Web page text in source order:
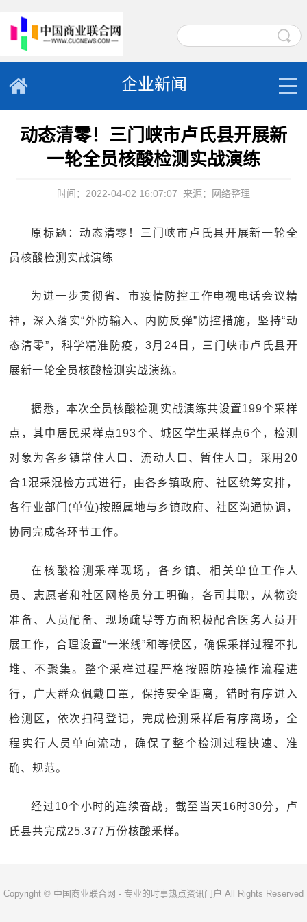
企业新闻
动态清零！三门峡市卢氏县开展新
一轮全员核酸检测实战演练
时间：2022-04-02 16:07:07 来源：网络整理
原标题：动态清零！三门峡市卢氏县开展新一轮全
员核酸检测实战演练
为进一步贯彻省、市疫情防控工作电视电话会议精
神，深入落实“外防输入、内防反弹”防控措施，坚持“动
态清零”，科学精准防疫，3月24日，三门峡市卢氏县开
展新一轮全员核酸检测实战演练。
据悉，本次全员核酸检测实战演练共设置199个采样
点，其中居民采样点193个、城区学生采样点6个，检测
对象为各乡镇常住人口、流动人口、暂住人口，采用20
合1混采混检方式进行，由各乡镇政府、社区统筹安排，
各行业部门(单位)按照属地与乡镇政府、社区沟通协调，
协同完成各环节工作。
在核酸检测采样现场，各乡镇、相关单位工作人
员、志愿者和社区网格员分工明确，各司其职，从物资
准备、人员配备、现场疏导等方面积极配合医务人员开
展工作，合理设置“一米线”和等候区，确保采样过程不扎
堆、不聚集。整个采样过程严格按照防疫操作流程进
行，广大群众佩戴口罩，保持安全距离，错时有序进入
检测区，依次扫码登记，完成检测采样后有序离场，全
程实行人员单向流动，确保了整个检测过程快速、准
确、规范。
经过10个小时的连续奋战，截至当天16时30分，卢
氏县共完成25.377万份核酸釆样。
Copyright © 中国商业联合网 - 专业的时事热点资讯门户 All Rights Reserved